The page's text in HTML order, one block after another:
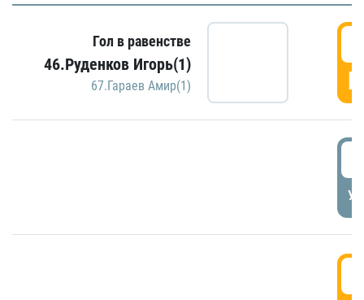
Гол в равенстве
46.Руденков Игорь(1)
67.Гараев Амир(1)